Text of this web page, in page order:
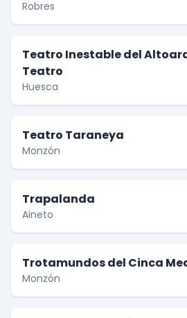
Robres
Teatro Inestable del
Teatro
Huesca
Teatro Taraneya
Monzón
Trapalanda
Aineto
Trotamundos del Cinca
Monzón